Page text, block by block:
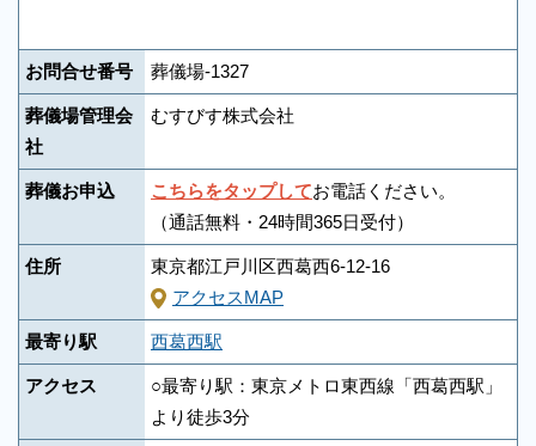
お問合せ番号 葬儀場-1327
葬儀場管理会
社
むすびす株式会社
葬儀お申込 こちらをタップしてお電話ください。
（通話無料・24時間365日受付）
住所
東京都江戸川区西葛西6-12-16
アクセスMAP
最寄り駅 西葛西駅
アクセス
○最寄り駅：東京メトロ東西線「西葛西駅」
より徒歩3分